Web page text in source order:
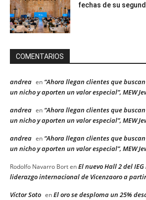
fechas de su
COMENTARIOS
andrea en “Ahora llegan clientes que
un nicho y aporten un valor especial”, MEW
andrea en “Ahora llegan clientes que
un nicho y aporten un valor especial”, MEW
andrea en “Ahora llegan clientes que
un nicho y aporten un valor especial”, MEW
Rodolfo Navarro BortenEl nuevo Hall 2 del
liderazgo internacional de Vicenzaoro a
Víctor Soto enEl oro se desploma un 25%